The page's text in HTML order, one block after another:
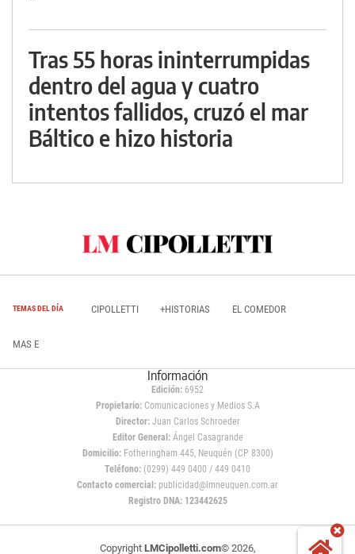
Tras 55 horas ininterrumpidas
dentro del agua y cuatro
intentos fallidos, cruzó el mar
Báltico e hizo historia
TEMAS DEL DÍA CIPOLLETTI +HISTORIAS EL COMEDOR
MAS E
Información
Edición: 6952
Propietario:Comunicaciones y Medios S.A
Director: Juan Carlos Schroeder
Editor General:Ángel Casagrande
Domicilio:Fotheringham 445, Neuquén (CP 8300)
Teléfono: (0299) 449 0400 / 449 0410
Contacto comercial: publicidad@lmneuquen.com.ar
Registro DNA: 123442625
Copyright LMCipolletti.com© 2026,